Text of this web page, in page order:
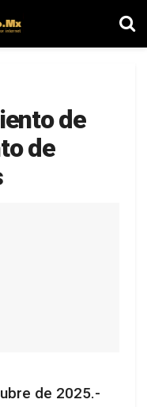
de
de
de 2025.-